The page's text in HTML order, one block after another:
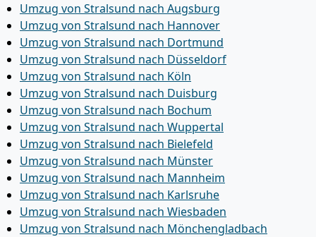
Umzug von Stralsund nach Augsburg
Umzug von Stralsund nach Hannover
Umzug von Stralsund nach Dortmund
Umzug von Stralsund nach Düsseldorf
Umzug von Stralsund nach Köln
Umzug von Stralsund nach Duisburg
Umzug von Stralsund nach Bochum
Umzug von Stralsund nach Wuppertal
Umzug von Stralsund nach Bielefeld
Umzug von Stralsund nach Münster
Umzug von Stralsund nach Mannheim
Umzug von Stralsund nach Karlsruhe
Umzug von Stralsund nach Wiesbaden
Umzug von Stralsund nach Mönchen­gladbach